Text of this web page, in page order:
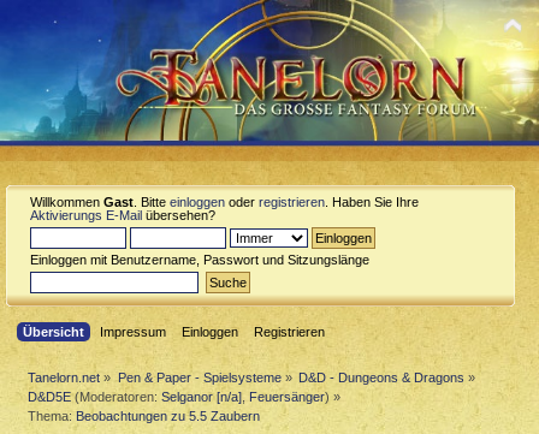
Willkommen Gast . Bitte einloggen oder registrieren . Haben Sie Ihre
Aktivierungs E-Mail übersehen?
Einloggen mit Benutzername, Passwort und Sitzungslänge
Übersicht Impressum Einloggen Registrieren
Tanelorn.net » Pen & Paper - Spielsysteme» D&D - Dungeons & Dragons »
D&D5E(Moderatoren:Selganor [n/a] Feuersänger) »
Thema:Beobachtungen zu 5.5 Zaubern